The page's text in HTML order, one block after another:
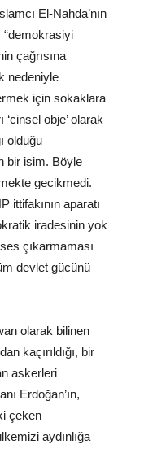
El-Nahda’nın
“demokrasiyi
çağrısına
nedeniyle
için sokaklara
‘cinsel obje’ olarak
olduğu
bir isim. Böyle
gecikmedi.
ittifakının aparatı
iradesinin yok
çıkarmaması
devlet gücünü
olarak bilinen
kaçırıldığı, bir
askerleri
Erdoğan’ın,
çeken
aydınlığa